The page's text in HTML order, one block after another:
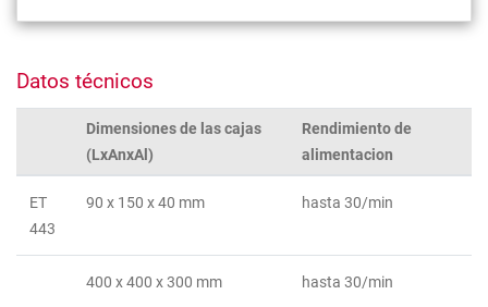
Datos técnicos
Dimensiones de las cajas
(LxAnxAl)
Rendimiento de
alimentacion
ET
443
90 x 150 x 40 mm hasta 30/min
400 x 400 x 300 mm hasta 30/min